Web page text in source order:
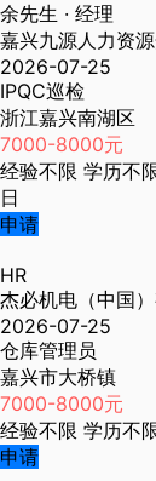
余先生 · 经理
嘉兴九源人力资
2026-07-25
IPQC巡检
浙江嘉兴南湖区
7000-8000元
经验不限 学历不
日
申请
HR
杰必机电（中国
2026-07-25
仓库管理员
嘉兴市大桥镇
7000-8000元
经验不限 学历不
申请